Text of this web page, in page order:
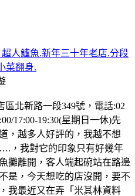
超人鱸魚.新年三十年老店.分段
菜翻身.
區北新路一段349號，電話:02
17:00-19:30(星期日一休)先
，越多人好評的，我越不想
，我對它的印象只有好幾年
攤離開，客人端起碗站在路邊
是，今天想吃的店沒開，要不
我最近又在弄「米其林資料